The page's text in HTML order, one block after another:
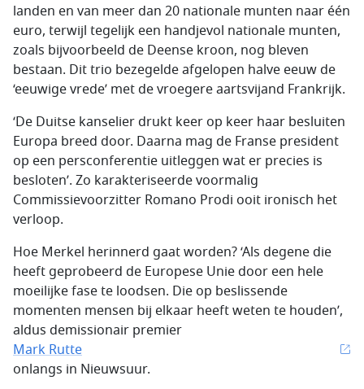
landen en van meer dan 20 nationale munten naar één
euro, terwijl tegelijk een handjevol nationale munten,
zoals bijvoorbeeld de Deense kroon, nog bleven
bestaan. Dit trio bezegelde afgelopen halve eeuw de
‘eeuwige vrede’ met de vroegere aartsvijand Frankrijk.
‘De Duitse kanselier drukt keer op keer haar besluiten
Europa breed door. Daarna mag de Franse president
op een persconferentie uitleggen wat er precies is
besloten’. Zo karakteriseerde voormalig
Commissievoorzitter Romano Prodi ooit ironisch het
verloop.
Hoe Merkel herinnerd gaat worden? ‘Als degene die
heeft geprobeerd de Europese Unie door een hele
moeilijke fase te loodsen. Die op beslissende
momenten mensen bij elkaar heeft weten te houden’,
aldus demissionair premier
Mark Rutte
onlangs in Nieuwsuur.